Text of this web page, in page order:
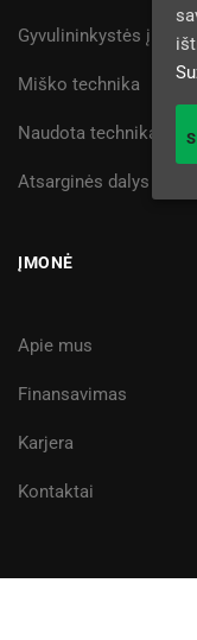
Gyvulininkystės įranga
Miško technika
Naudota technika
Atsarginės dalys
ĮMONĖ
Apie mus
Finansavimas
Karjera
Kontaktai